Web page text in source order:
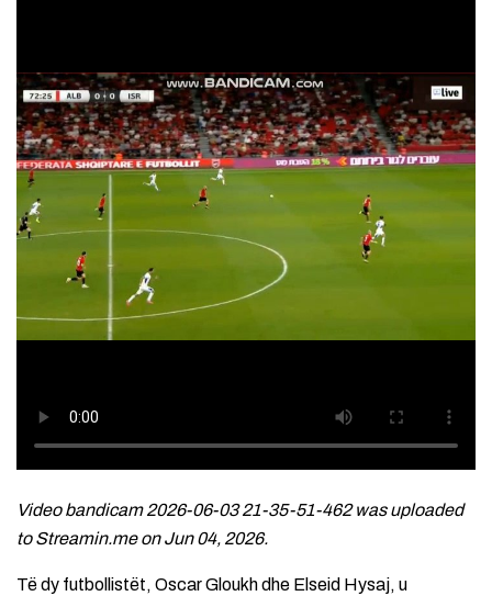
Video bandicam 2026-06-03 21-35-51-462 was uploaded
to Streamin.me on Jun 04, 2026.
Të dy futbollistët, Oscar Gloukh dhe Elseid Hysaj, u